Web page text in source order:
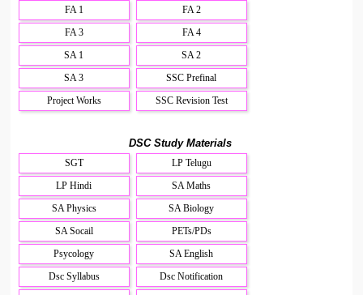
FA 1
FA 2
FA 3
FA 4
SA 1
SA 2
SA 3
SSC Prefinal
Project Works
SSC Revision Test
DSC Study Materials
SGT
LP Telugu
LP Hindi
SA Maths
SA Physics
SA Biology
SA Socail
PETs/PDs
Psycology
SA English
Dsc Syllabus
Dsc Notification